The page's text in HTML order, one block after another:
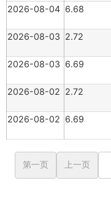
2026-08-04 6.68
2026-08-03 2.72
2026-08-03 6.69
2026-08-02 2.72
2026-08-02 6.69
第一页 上一页